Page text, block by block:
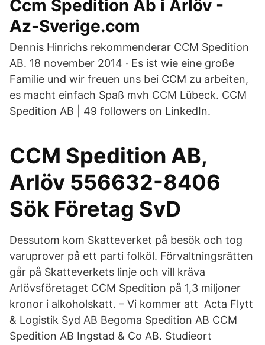
Ccm Spedition Ab i Arlöv -
Az-Sverige.com
Dennis Hinrichs rekommenderar CCM Spedition
AB. 18 november 2014 · Es ist wie eine große
Familie und wir freuen uns bei CCM zu arbeiten,
es macht einfach Spaß mvh CCM Lübeck. CCM
Spedition AB | 49 followers on LinkedIn.
CCM Spedition AB,
Arlöv 556632-8406
Sök Företag SvD
Dessutom kom Skatteverket på besök och tog
varuprover på ett parti folköl. Förvaltningsrätten
går på Skatteverkets linje och vill kräva
Arlövsföretaget CCM Spedition på 1,3 miljoner
kronor i alkoholskatt. – Vi kommer att Acta Flytt
& Logistik Syd AB Begoma Spedition AB CCM
Spedition AB Ingstad & Co AB. Studieort